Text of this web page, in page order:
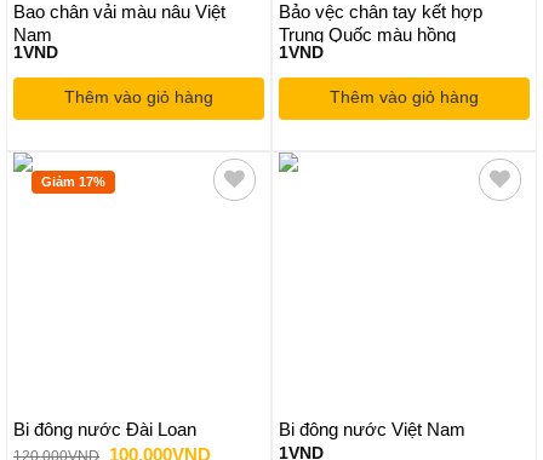
Bao chân vải màu nâu Việt
Nam
1VND
Thêm vào giỏ hàng
Bảo vệc chân tay kết hợp
Trung Quốc màu hồng
1VND
Thêm vào giỏ hàng
Giảm 17%
Bi đông nước Đài Loan
120,000VND
Giá
100,000VNDGiá
Bi đông nước Việt Nam
1VND